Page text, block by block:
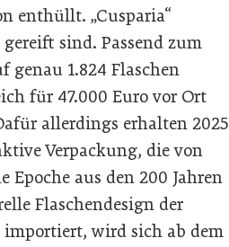
enthüllt. „Cusparia“
sind. Passend zum
genau 1.824 Flaschen
für 47.000 Euro vor Ort
allerdings erhalten 2025
Verpackung, die von
aus den 200 Jahren
Flaschendesign der
importiert, wird sich ab dem